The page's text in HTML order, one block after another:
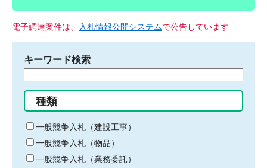
電子調達案件は、 入札情報公開システムで公告しています
キーワード検索
る
キ
ー
ワ
ー
種類
一般競争入札（建設工事）
一般競争入札（物品）
一般競争入札（業務委託）